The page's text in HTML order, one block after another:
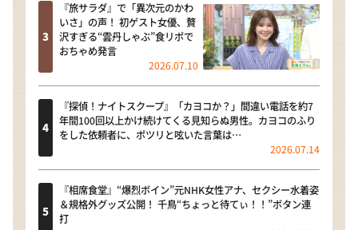
『旅サラダ』で「異次元のかわ
いさ」の声！ 初ゲスト女優、贅
沢すぎる“雲丹しゃぶ”食リポで
おちゃめ発言
2026.07.10
『探偵！ナイトスクープ』「カヨコか？」間違い電話を約7
年間100回以上かけ続けてくる見知らぬ男性。カヨコのふり
をした依頼者に、ポツリと呟いた言葉は…
2026.07.14
『相席食堂』“爆烈ボイン”元NHK女性アナ、セクシー水着姿
＆規格外グッズ公開！ 千鳥“ちょっと待てぃ！！”ボタン連
打